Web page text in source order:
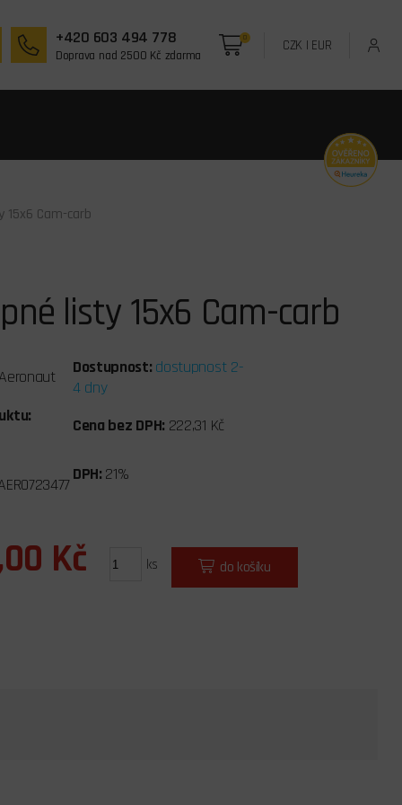
+420 603 494 778
Doprava nad 2500 Kč zdarma
0 CZK | EUR
Cam-carb
listy 15x6 Cam-carb
Dostupnost: dostupnost 2-
4 dny
Cena bez DPH: 222,31 Kč
DPH: 21%
Kč ks do košíku